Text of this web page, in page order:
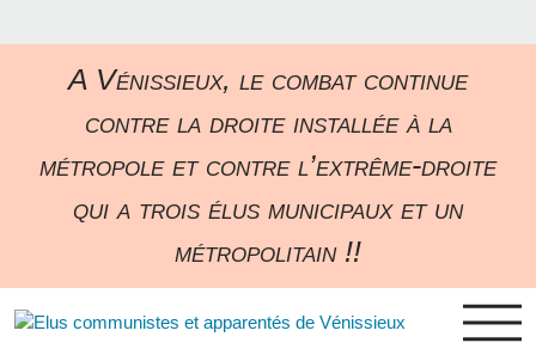
A Vénissieux, le combat continue
contre la droite installée à la
métropole et contre l’extrême-droite
qui a trois élus municipaux et un
métropolitain !!